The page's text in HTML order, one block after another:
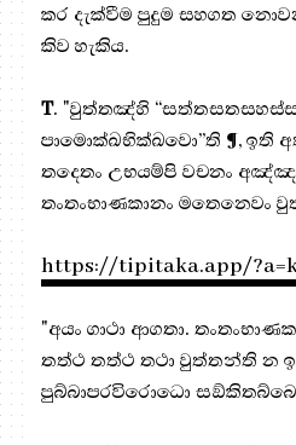
කර දැක්වීම පුදුම සහගත
කිව හැකිය.
T. "වුත්තඤ්හි
පාමොක්ඛභික්ඛවො”ති ¶, ඉති
තදෙතං උභයම්පි වචනං
තංතංභාණකානං මතෙනෙවං
https://tipitaka.app/
"අයං ගාථා ආගතා.
තත්ථ තත්ථ තථා වුත්තන්ති න
පුබ්බාපරවිරොධො